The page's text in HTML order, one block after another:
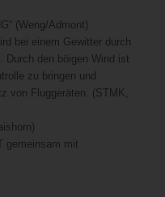
(Weng/Admont)
bei einem Gewitter durch
Durch den böigen Wind ist
zu bringen und
von Fluggeräten. (STMK,
gemeinsam mit